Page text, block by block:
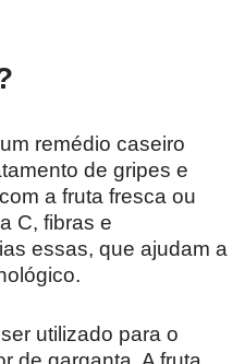
remédio caseiro
de gripes e
a fruta fresca ou
C, fibras e
essas, que ajudam a
utilizado para o